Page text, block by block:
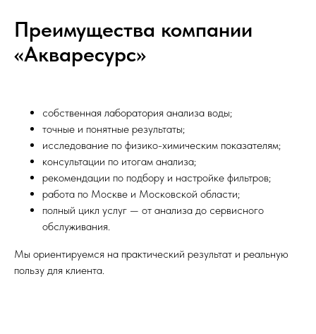
Преимущества компании
«Акваресурс»
собственная лаборатория анализа воды;
точные и понятные результаты;
исследование по физико-химическим показателям;
консультации по итогам анализа;
рекомендации по подбору и настройке фильтров;
работа по Москве и Московской области;
полный цикл услуг — от анализа до сервисного
обслуживания.
Мы ориентируемся на практический результат и реальную
пользу для клиента.